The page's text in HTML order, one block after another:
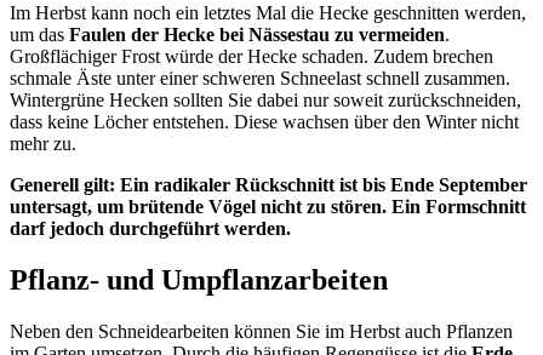
Im Herbst kann noch ein letztes Mal die Hecke geschnitten werden,
um das Faulen der Hecke bei Nässestau zu vermeiden.
Großflächiger Frost würde der Hecke schaden. Zudem brechen
schmale Äste unter einer schweren Schneelast schnell zusammen.
Wintergrüne Hecken sollten Sie dabei nur soweit zurückschneiden,
dass keine Löcher entstehen. Diese wachsen über den Winter nicht
mehr zu.
Generell gilt: Ein radikaler Rückschnitt ist bis Ende September
untersagt, um brütende Vögel nicht zu stören. Ein Formschnitt
darf jedoch durchgeführt werden.
Pflanz- und Umpflanzarbeiten
Neben den Schneidearbeiten können Sie im Herbst auch Pflanzen